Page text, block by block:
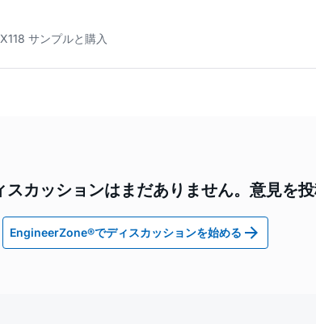
サンプルと購入
スカッションはまだありません。意見を
EngineerZone®でディスカッションを始める